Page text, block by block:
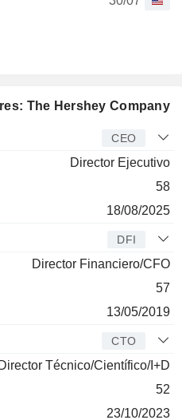
The Hershey Company
CEO
Director Ejecutivo
58
18/08/2025
DFI
Director Financiero/CFO
57
13/05/2019
CTO
Director Técnico/Científico/I+D
52
23/10/2023